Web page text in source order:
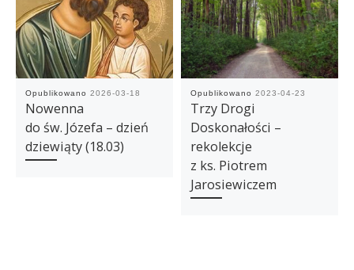
Opublikowano 2026-03-18
Nowenna
do św. Józefa – dzień
dziewiąty (18.03)
Opublikowano 2023-04-23
Trzy Drogi
Doskonałości –
rekolekcje
z ks. Piotrem
Jarosiewiczem